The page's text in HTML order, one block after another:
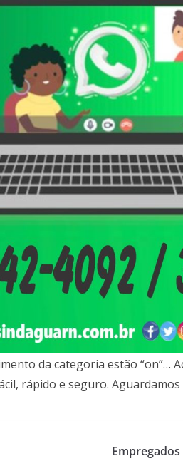
da categoria estão “on”…
rápido e seguro. Aguardamos